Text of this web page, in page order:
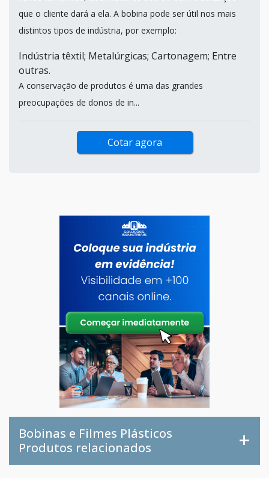
que o cliente dará a ela. A bobina pode ser útil nos mais
distintos tipos de indústria, por exemplo:
Indústria têxtil; Metalúrgicas; Cartonagem; Entre
outras.
A conservação de produtos é uma das grandes
preocupações de donos de in...
Cotar agora
Bobinas e Filmes Plásticos
Produtos relacionados